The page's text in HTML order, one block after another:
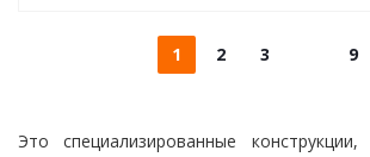
1 2 3 9
Это специализированные конструкции,